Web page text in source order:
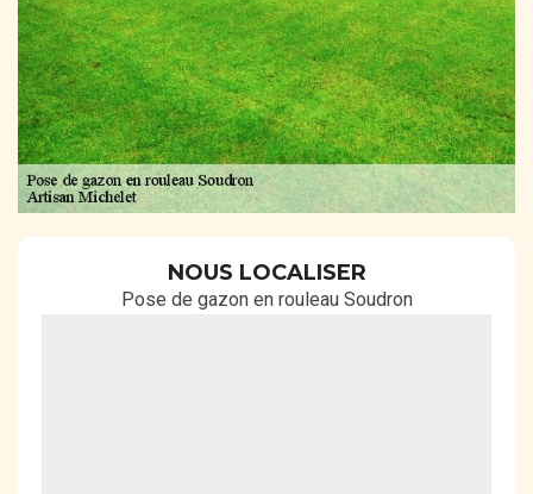
NOUS LOCALISER
Pose de gazon en rouleau Soudron